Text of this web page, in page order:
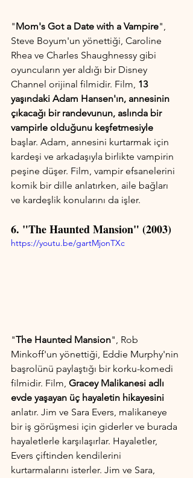
"Mom's Got a Date with a Vampire",
Steve Boyum'un yönettiği, Caroline
Rhea ve Charles Shaughnessy gibi
oyuncuların yer aldığı bir Disney
Channel orijinal filmidir. Film, 13
yaşındaki Adam Hansen'ın, annesinin
çıkacağı bir randevunun, aslında bir
vampirle olduğunu keşfetmesiyle
başlar. Adam, annesini kurtarmak için
kardeşi ve arkadaşıyla birlikte vampirin
peşine düşer. Film, vampir efsanelerini
komik bir dille anlatırken, aile bağları
ve kardeşlik konularını da işler.
6. "The Haunted Mansion" (2003)
https://youtu.be/gartMjonTXc
"The Haunted Mansion", Rob
Minkoff'un yönettiği, Eddie Murphy'nin
başrolünü paylaştığı bir korku-komedi
filmidir. Film, Gracey Malikanesi adlı
evde yaşayan üç hayaletin hikayesini
anlatır. Jim ve Sara Evers, malikaneye
bir iş görüşmesi için giderler ve burada
hayaletlerle karşılaşırlar. Hayaletler,
Evers çiftinden kendilerini
kurtarmalarını isterler. Jim ve Sara,